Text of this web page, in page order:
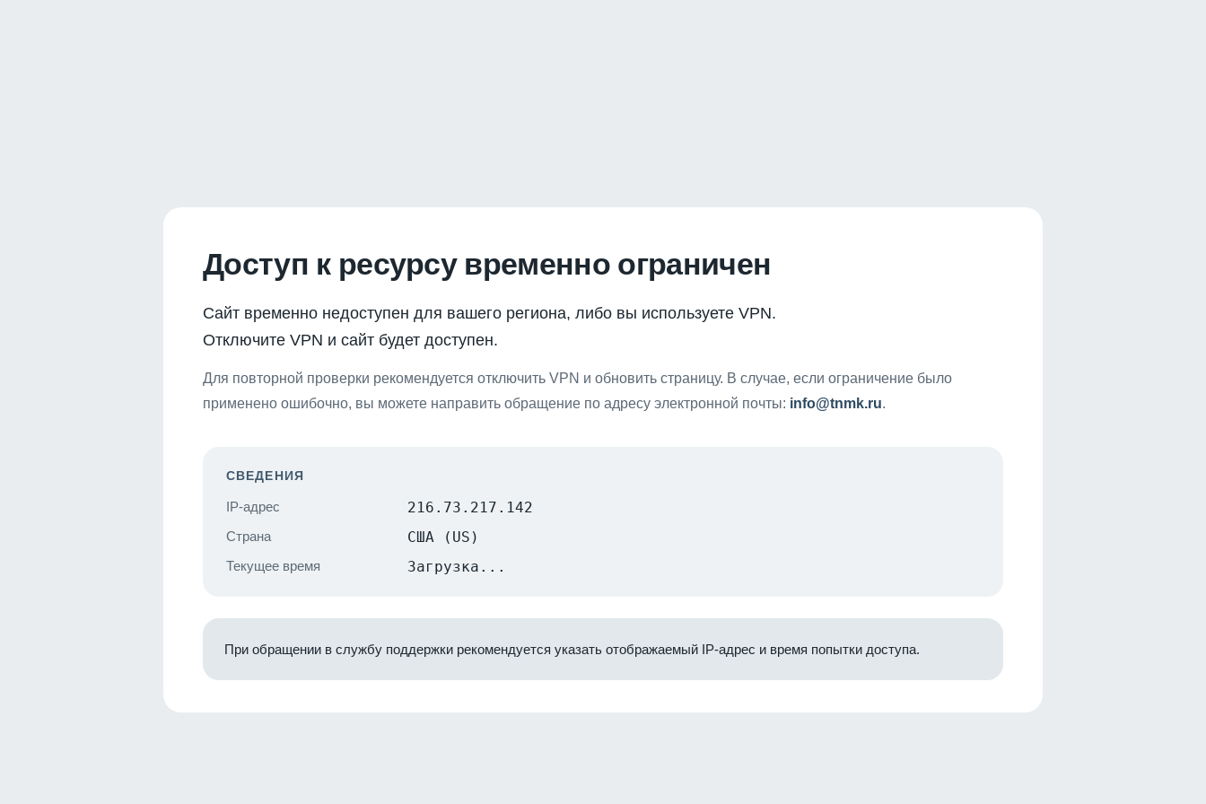
Доступ к ресурсу временно ограничен
Сайт временно недоступен для вашего региона, либо вы используете VPN.
Отключите VPN и сайт будет доступен.
Для повторной проверки рекомендуется отключить VPN и обновить страницу. В случае, если ограничение было
применено ошибочно, вы можете направить обращение по адресу электронной почты: info@tnmk.ru.
СВЕДЕНИЯ
IP-адрес 216.73.217.142
Страна США (US)
Текущее время Загрузка...
При обращении в службу поддержки рекомендуется указать отображаемый IP-адрес и время попытки доступа.